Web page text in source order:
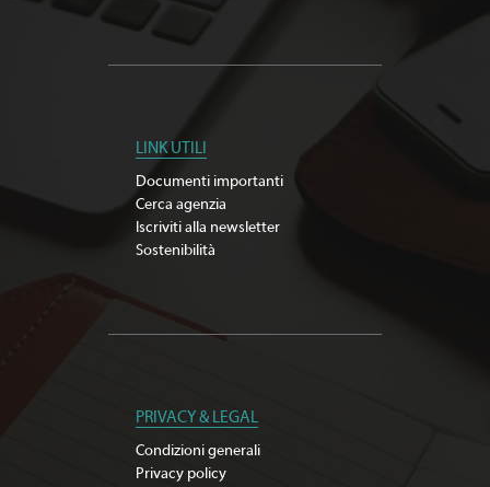
LINK UTILI
Documenti importanti
Cerca agenzia
Iscriviti alla newsletter
Sostenibilità
PRIVACY & LEGAL
Condizioni generali
Privacy policy